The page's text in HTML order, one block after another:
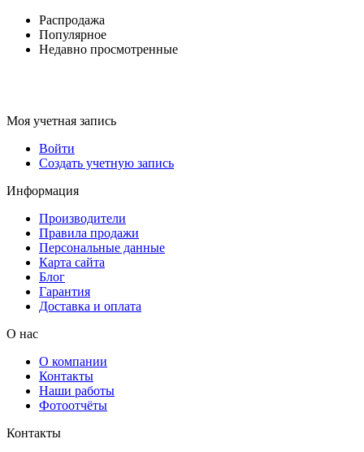
Распродажа
Популярное
Недавно просмотренные
Моя учетная запись
Войти
Создать учетную запись
Информация
Производители
Правила продажи
Персональные данные
Карта сайта
Блог
Гарантия
Доставка и оплата
О нас
О компании
Контакты
Наши работы
Фотоотчёты
Контакты